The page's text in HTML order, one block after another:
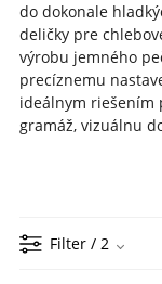
do dokonale
deličky pre
výrobu jemného
precíznemu
ideálnym riešením
gramáž, vizuálnu
Filter / 2